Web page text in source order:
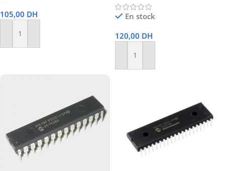
105,00 DH
Ajouter Au Panier
En stock
120,00 DH
Ajouter Au Panier